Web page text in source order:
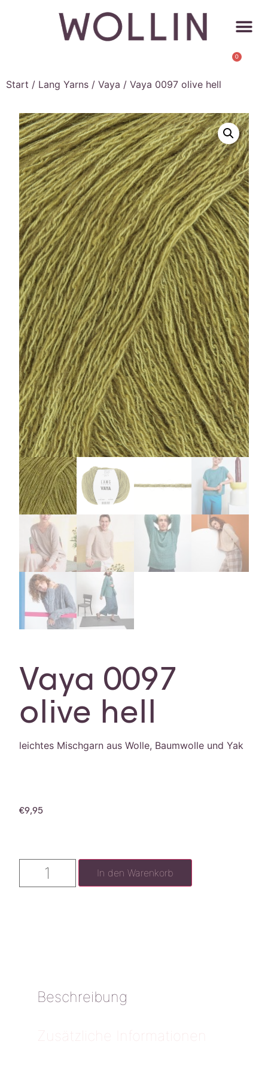
0
Start / Lang Yarns / Vaya / Vaya 0097 olive hell
Vaya 0097
olive hell
leichtes Mischgarn aus Wolle, Baumwolle und Yak
€9,95
In den Warenkorb
Beschreibung
Zusätzliche Informationen